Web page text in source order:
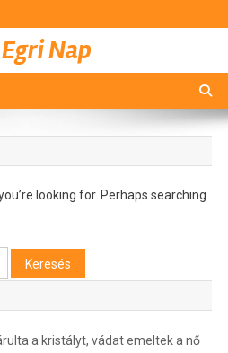
Egri Nap
looking for. Perhaps searching
a kristályt, vádat emeltek a nő